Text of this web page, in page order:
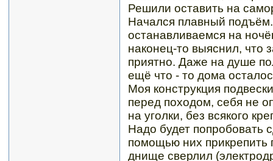
Решили оставить на
Начался плавный
останавливаемся на
наконец-то выяснил, что
приятно. Даже на душе
ещё что - то дома
Моя конструкция
перед походом, себя не
на уголки, без всякого
Надо будет попробовать
помощью них прикрепить
днище сверлил